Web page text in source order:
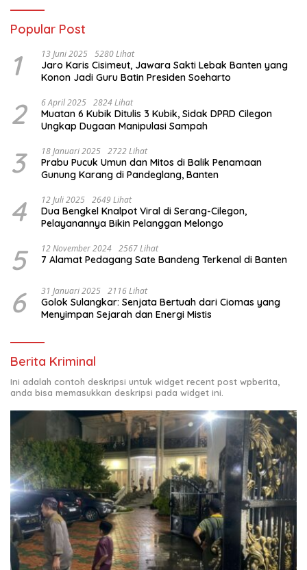
Popular Post
1 13 Juni 2025 5280 Lihat
Jaro Karis Cisimeut, Jawara Sakti Lebak Banten yang
Konon Jadi Guru Batin Presiden Soeharto
2 6 April 2025 2824 Lihat
Muatan 6 Kubik Ditulis 3 Kubik, Sidak DPRD Cilegon
Ungkap Dugaan Manipulasi Sampah
3 18 Januari 2025 2722 Lihat
Prabu Pucuk Umun dan Mitos di Balik Penamaan
Gunung Karang di Pandeglang, Banten
4 12 Juli 2025 2649 Lihat
Dua Bengkel Knalpot Viral di Serang-Cilegon,
Pelayanannya Bikin Pelanggan Melongo
5 12 November 2024 2567 Lihat
7 Alamat Pedagang Sate Bandeng Terkenal di Banten
6 31 Januari 2025 2116 Lihat
Golok Sulangkar: Senjata Bertuah dari Ciomas yang
Menyimpan Sejarah dan Energi Mistis
Berita Kriminal
Ini adalah contoh deskripsi untuk widget recent post wpberita,
anda bisa memasukkan deskripsi pada widget ini.